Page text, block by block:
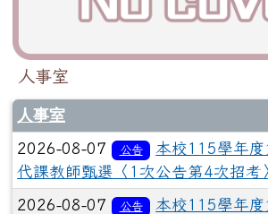
人事室
人事室
2026-08-07 公告
本校115學年
代課教師甄選〈1次公告第4次招考
2026-08-07 公告
本校115學年度